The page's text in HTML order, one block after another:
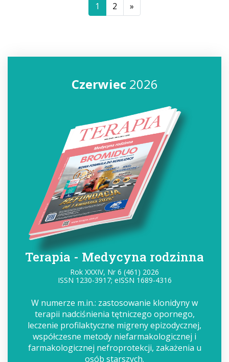
1 2 »
Czerwiec2026
Terapia - Medycyna rodzinna
Rok XXXIV, Nr 6 (461) 2026
ISSN 1230-3917; eISSN 1689-4316
W numerze m.in.: zastosowanie klonidyny w
terapii nadciśnienia tętniczego opornego,
leczenie profilaktyczne migreny epizodycznej,
współczesne metody niefarmakologicznej i
farmakologicznej nefroprotekcji, zakażenia u
osób starszych.